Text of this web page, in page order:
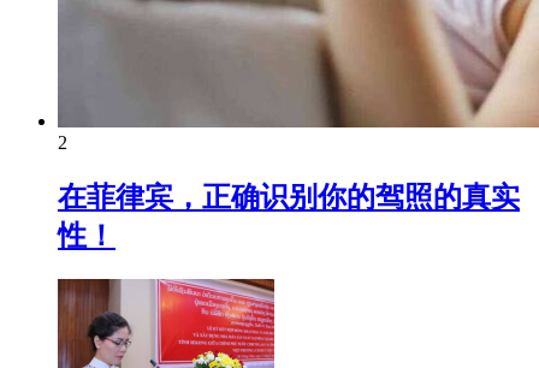
2
在菲律宾，正确识别你的驾照的真实
性！